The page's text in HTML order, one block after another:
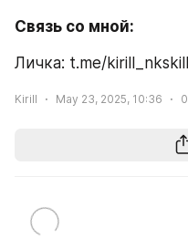
Связь со мной:
Личка: t.me/kirill_nkskill
Kirill May 23, 2025, 10:36 0